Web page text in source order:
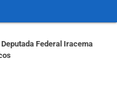
Federal Iracema